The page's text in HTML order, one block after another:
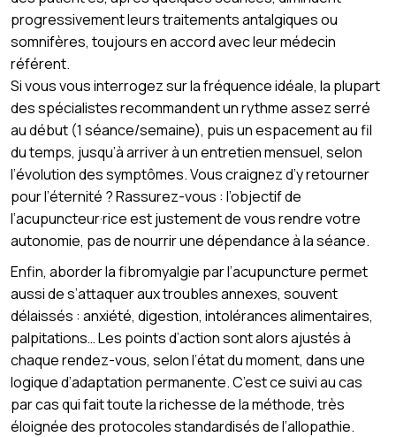
progressivement leurs traitements antalgiques ou
somnifères, toujours en accord avec leur médecin
référent.
Si vous vous interrogez sur la fréquence idéale, la plupart
des spécialistes recommandent un rythme assez serré
au début (1 séance/semaine), puis un espacement au fil
du temps, jusqu’à arriver à un entretien mensuel, selon
l’évolution des symptômes. Vous craignez d’y retourner
pour l’éternité ? Rassurez-vous : l’objectif de
l’acupuncteur·rice est justement de vous rendre votre
autonomie, pas de nourrir une dépendance à la séance.
Enfin, aborder la fibromyalgie par l’acupuncture permet
aussi de s’attaquer aux troubles annexes, souvent
délaissés : anxiété, digestion, intolérances alimentaires,
palpitations… Les points d’action sont alors ajustés à
chaque rendez-vous, selon l’état du moment, dans une
logique d’adaptation permanente. C’est ce suivi au cas
par cas qui fait toute la richesse de la méthode, très
éloignée des protocoles standardisés de l’allopathie.